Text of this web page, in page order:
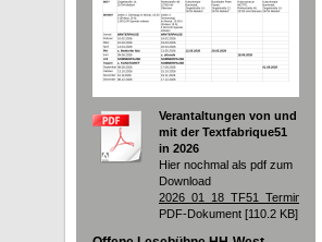
Verantaltungen von und
mit der Textfabrique51
in 2026
Hier nochmal als pdf zum
Download
2026_01_18_TF51_Termine.pdf
PDF-Dokument [110.2 KB]